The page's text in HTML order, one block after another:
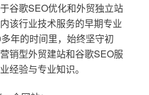
谷歌SEO优化和外贸独立站
该行业技术服务的早期专业
年的时间里，始终坚守初
销型外贸建站和谷歌SEO服
经验与专业知识。